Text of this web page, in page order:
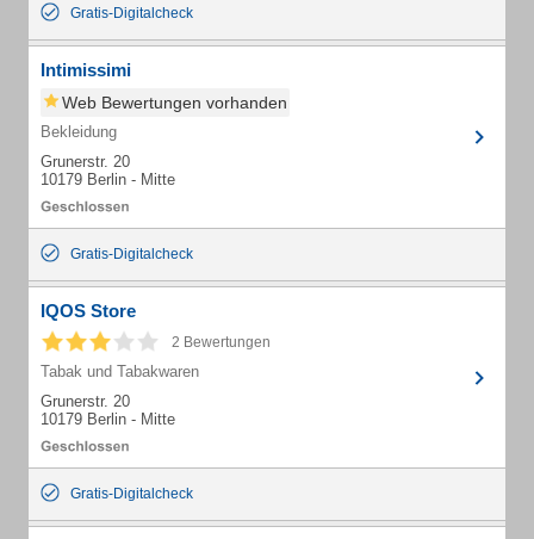
Gratis-Digitalcheck
Intimissimi
Web Bewertungen vorhanden
Bekleidung
Grunerstr. 20
10179 Berlin - Mitte
Gratis-Digitalcheck
IQOS Store
2 Bewertungen
Tabak und Tabakwaren
Grunerstr. 20
10179 Berlin - Mitte
Gratis-Digitalcheck